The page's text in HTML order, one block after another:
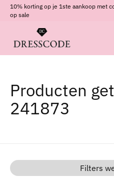
10% korting op je 1ste aankoop met
op sale
Producten
241873
Filters